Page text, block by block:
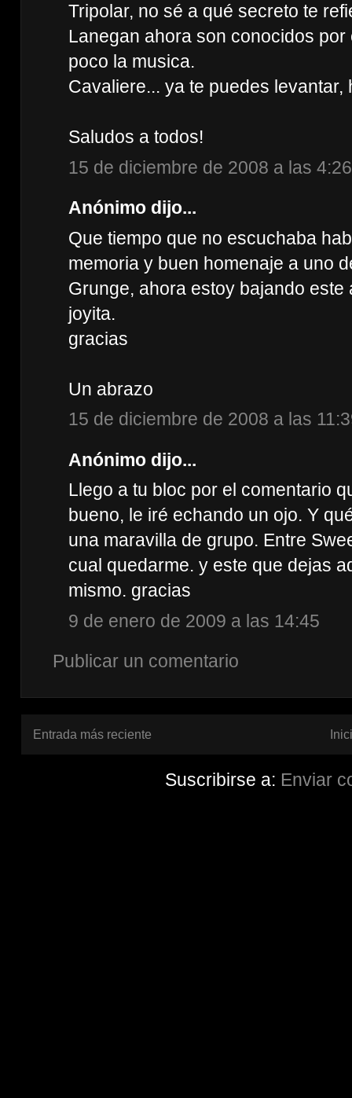
Tripolar, no sé a qué secreto te
Lanegan ahora son conocidos
poco la musica.
Cavaliere... ya te puedes levantar,
Saludos a todos!
15 de diciembre de 2008 a las 4:26
Anónimo dijo...
Que tiempo que no escuchaba
memoria y buen homenaje a uno
Grunge, ahora estoy bajando
joyita.
gracias
Un abrazo
15 de diciembre de 2008 a las
Anónimo dijo...
Llego a tu bloc por el comentario
bueno, le iré echando un ojo. Y
una maravilla de grupo. Entre
cual quedarme. y este que dejas
mismo. gracias
9 de enero de 2009 a las 14:45
Publicar un comentario
Entrada más reciente
Suscribirse a: Enviar